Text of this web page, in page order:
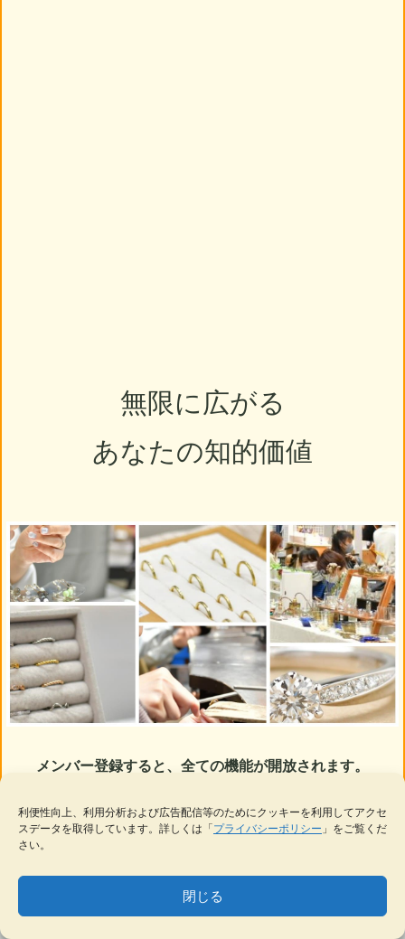
利便性向上、利用分析および広告配信等のためにクッキーを利用してアクセ
スデータを取得しています。詳しくは「 プライバシーポリシー 」をご覧くだ
さい。
閉じる
無限に広がる
あなたの知的価値
メンバー登録すると、全ての機能が開放されます。
いつでもキャンセルOK
メンバーの方はログイン